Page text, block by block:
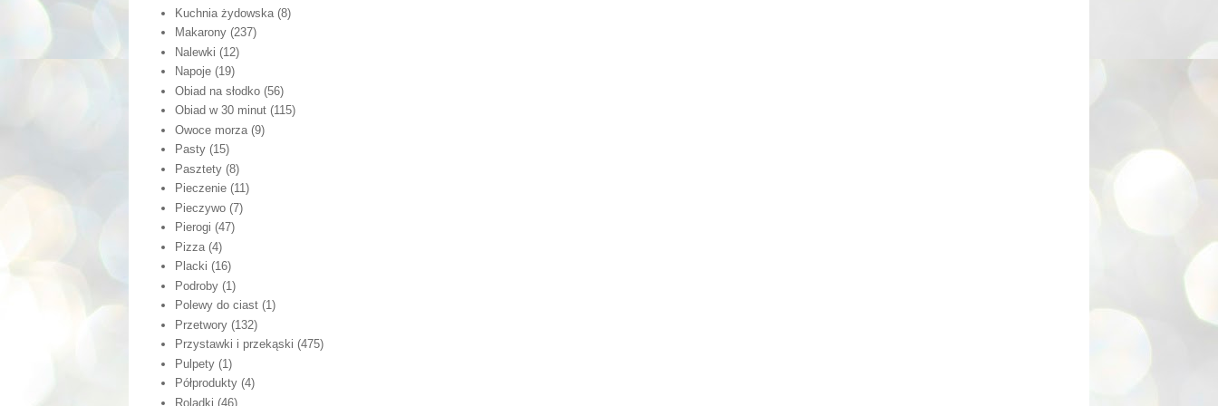
Kuchnia żydowska (8)
Makarony (237)
Nalewki (12)
Napoje (19)
Obiad na słodko (56)
Obiad w 30 minut (115)
Owoce morza (9)
Pasty (15)
Pasztety (8)
Pieczenie (11)
Pieczywo (7)
Pierogi (47)
Pizza (4)
Placki (16)
Podroby (1)
Polewy do ciast (1)
Przetwory (132)
Przystawki i przekąski (475)
Pulpety (1)
Półprodukty (4)
Roladki (46)